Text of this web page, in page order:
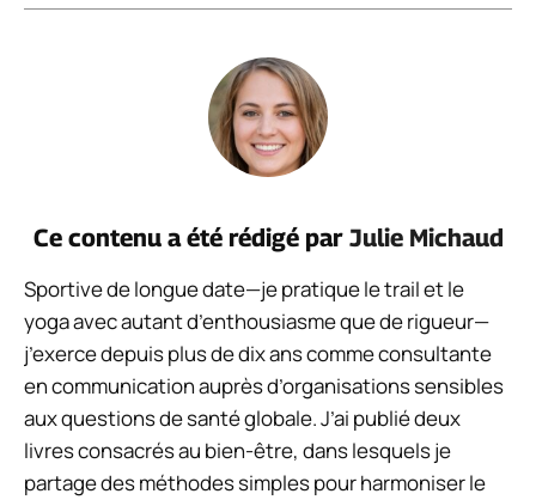
Ce contenu a été rédigé par Julie Michaud
Sportive de longue date—je pratique le trail et le
yoga avec autant d’enthousiasme que de rigueur—
j’exerce depuis plus de dix ans comme consultante
en communication auprès d’organisations sensibles
aux questions de santé globale. J’ai publié deux
livres consacrés au bien-être, dans lesquels je
partage des méthodes simples pour harmoniser le